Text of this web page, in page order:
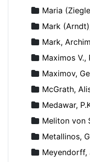
Maria
Mark
Mark,
Maximos V.,
Maximov,
McGrath,
Medawar,
Meliton von
Metallinos,
Meyendorff,